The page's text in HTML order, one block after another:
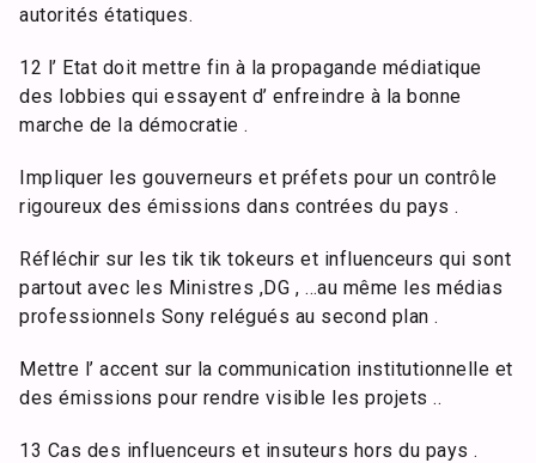
autorités étatiques.
12 l’ Etat doit mettre fin à la propagande médiatique
des lobbies qui essayent d’ enfreindre à la bonne
marche de la démocratie .
Impliquer les gouverneurs et préfets pour un contrôle
rigoureux des émissions dans contrées du pays .
Réfléchir sur les tik tik tokeurs et influenceurs qui sont
partout avec les Ministres ,DG , …au même les médias
professionnels Sony relégués au second plan .
Mettre l’ accent sur la communication institutionnelle et
des émissions pour rendre visible les projets ..
13 Cas des influenceurs et insuteurs hors du pays .